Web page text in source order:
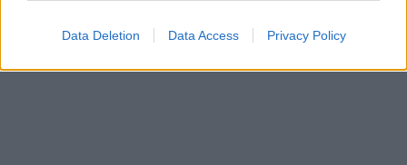
Data Deletion Data Access Privacy Policy